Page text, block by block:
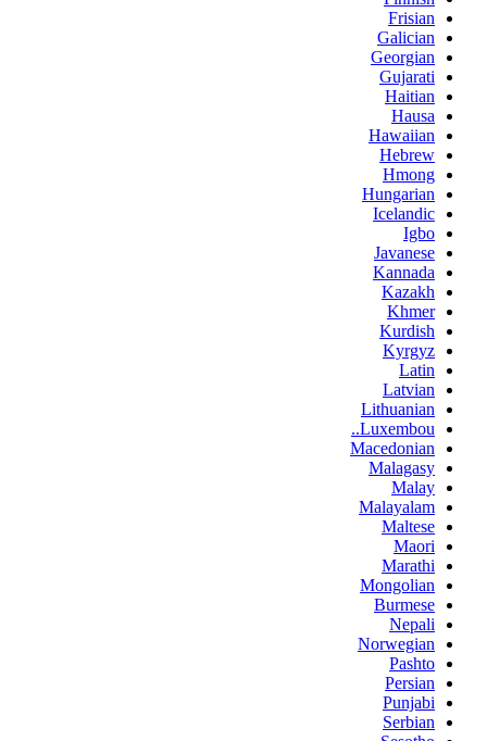
Frisian
Galician
Georgian
Gujarati
Haitian
Hausa
Hawaiian
Hebrew
Hmong
Hungarian
Icelandic
Igbo
Javanese
Kannada
Kazakh
Khmer
Kurdish
Kyrgyz
Latin
Latvian
Lithuanian
Luxembou..
Macedonian
Malagasy
Malay
Malayalam
Maltese
Maori
Marathi
Mongolian
Burmese
Nepali
Norwegian
Pashto
Persian
Punjabi
Serbian